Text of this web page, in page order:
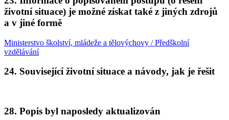
životní situace) je možné získat také z jiných zdrojů
a v jiné formě
Ministerstvo školství, mládeže a tělovýchovy / Předškolní
vzdělávání
24. Související životní situace a návody, jak je řešit
28. Popis byl naposledy aktualizován